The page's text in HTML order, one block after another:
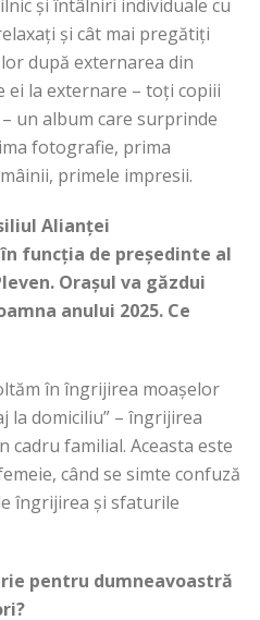
și întâlniri individuale cu
și cât mai pregătiți
după externarea din
ei la externare – toți copiii
un album care surprinde
fotografie, prima
primele impresii.
Alianței
funcția de președinte al
Orașul va găzdui
anului 2025. Ce
în îngrijirea moașelor
la domiciliu” – îngrijirea
cadru familial. Aceasta este
când se simte confuză
îngrijirea și sfaturile
pentru dumneavoastră